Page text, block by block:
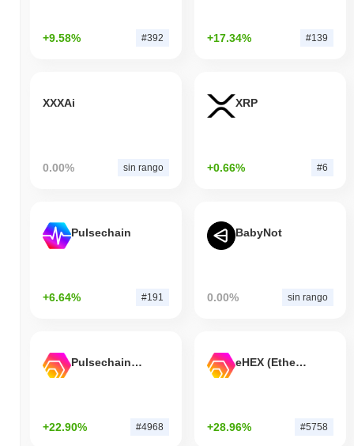
+9.58% #392 +17.34% #139
XXXAi
0.00% sin rango
XRP
+0.66% #6
Pulsechain
+6.64% #191
BabyNot
0.00% sin rango
Pulsechain Bridged HEX (Pulsechain)
+22.90% #4968
eHEX (Ethereum)
+28.96% #5758